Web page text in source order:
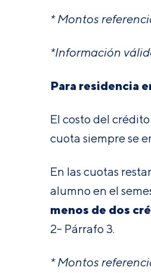
* Montos
*Información
Para residencia
El costo del
cuota siempre se
En las cuotas
alumno en el
menos de dos
2- Párrafo 3.
* Montos